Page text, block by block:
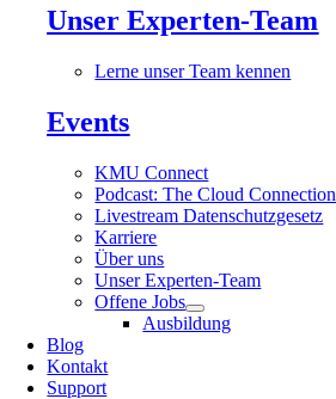
Unser Experten-Team
Lerne unser Team kennen
Events
KMU Connect
Podcast: The Cloud Connection
Livestream Datenschutzgesetz
Karriere
Über uns
Unser Experten-Team
Offene Jobs
Ausbildung
Blog
Kontakt
Support